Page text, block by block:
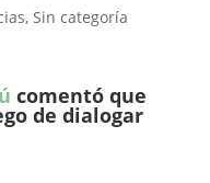
, Sin categoría
comentó que
de dialogar